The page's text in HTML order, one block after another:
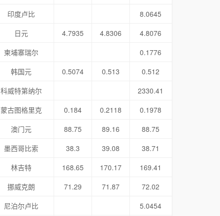
印度卢比
8.0645
日元
4.7935 4.8306
4.8076
柬埔寨瑞尔
0.1776
韩国元
0.5074 0.513
0.512
科威特第纳尔
2330.41
蒙古图格里克
0.184 0.2118
0.1978
澳门元
88.75 89.16
88.75
墨西哥比索
38.3 39.08
38.71
林吉特
168.65 170.17
169.41
挪威克朗
71.29 71.87
72.02
尼泊尔卢比
5.0454